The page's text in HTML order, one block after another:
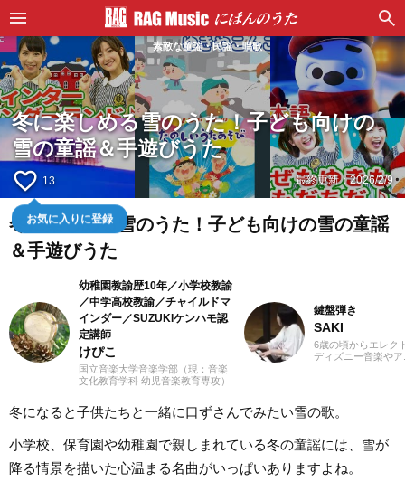
素敵な童謡・民謡・唱歌
冬に楽しめる雪のうた！子ども向けの
雪の童謡＆手遊びうた
favorite_border 13
お気に入りに登録
最終更新：2026/2/9
冬に楽しめる雪のうた！子ども向けの雪の童謡
＆手遊びうた
幼稚園教諭歴10年／小学校教諭
／中学高校教諭／チャイルドマ
インダー／SUZUKIケンハモ認
定講師
けぴこ
国立音楽大学音楽学部（現：音楽
文化教育学科 幼児音楽教育専攻）
家の草場純先生が担任でした。大
学卒業後は幼稚園教諭として10年
務した後、シンガポールのインタ
ーナショナルスクールで音楽教諭
として赴任。音楽教育だけでな
く、日本文化や伝承遊び、レクリ
鍵盤弾き
SAKI
6歳の頃からエレク
ディズニー音楽や
を活かし、学生時
催のイベントにも
としては、音楽関
くさまざまなジャ
れてきたので、こ
冬になると子供たちと一緒に口ずさんでみたい雪の歌。
小学校、保育園や幼稚園で親しまれている冬の童謡には、雪が
降る情景を描いた心温まる名曲がいっぱいありますよね。